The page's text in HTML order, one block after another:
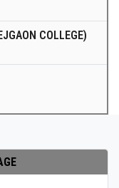
COLLEGE)